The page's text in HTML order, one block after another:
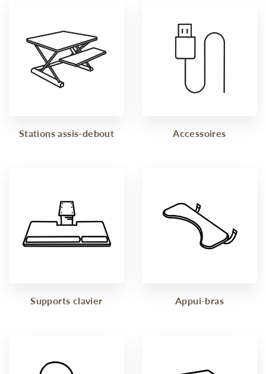
Stations assis-debout Accessoires
Supports clavier Appui-bras